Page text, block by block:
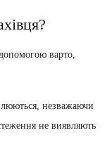
варто,
незважаючи
не виявляють